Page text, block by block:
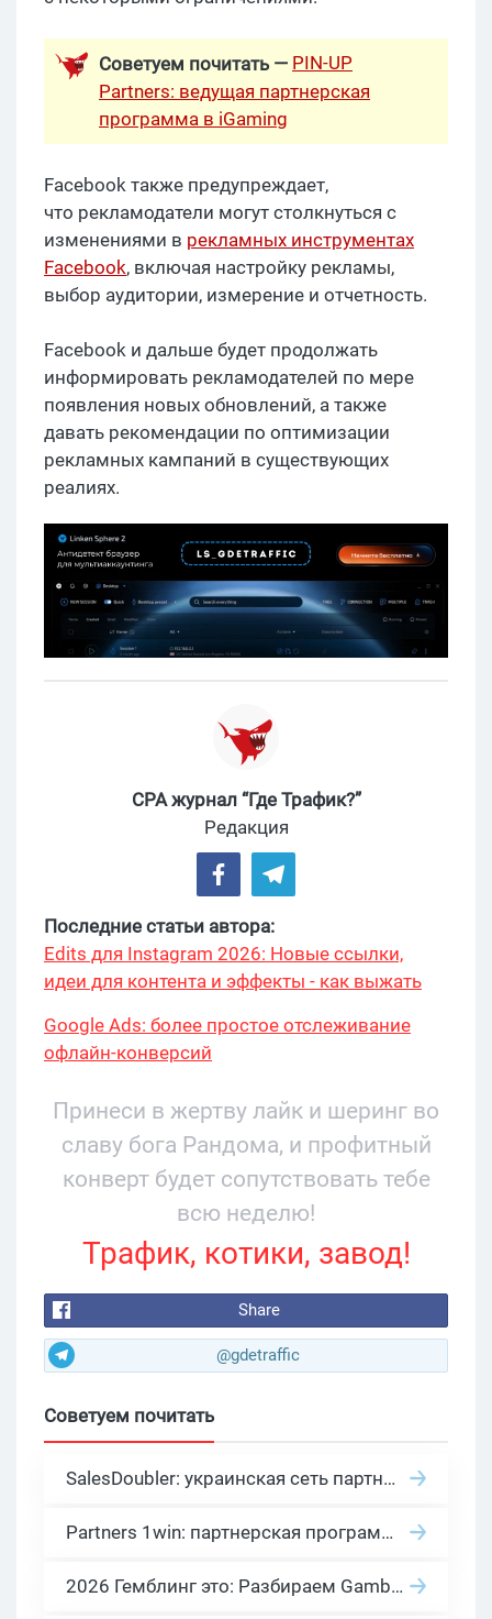
Советуем почитать — PIN-UP
Partners: ведущая партнерская
программа в iGaming
Facebook также предупреждает,
что рекламодатели могут столкнуться с
изменениями в рекламных инструментах
Facebook, включая настройку рекламы,
выбор аудитории, измерение и отчетность.
Facebook и дальше будет продолжать
информировать рекламодателей по мере
появления новых обновлений, а также
давать рекомендации по оптимизации
рекламных кампаний в существующих
реалиях.
CPA журнал “Где Трафик?”
Редакция
Последние статьи автора:
Edits для Instagram 2026: Новые ссылки,
идеи для контента и эффекты - как выжать
Google Ads: более простое отслеживание
офлайн-конверсий
Принеси в жертву лайк и шеринг во
славу бога Рандома, и профитный
конверт будет сопутствовать тебе
всю неделю!
Трафик, котики, завод!
Share
@gdetraffic
Советуем почитать
SalesDoubler: украинская сеть партнерских программ с оплатой за действие
Partners 1win: партнерская программа казино в нише гемблинг арбитраж
2026 Гемблинг это: Разбираем Gambling вертикаль, и все что связано с гемблинг и беттинг офферами